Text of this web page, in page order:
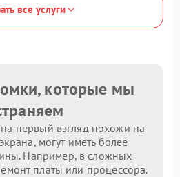
все услуги
которые мы
первый взгляд похожи на
могут иметь более
Например, в сложных
платы или процессора.